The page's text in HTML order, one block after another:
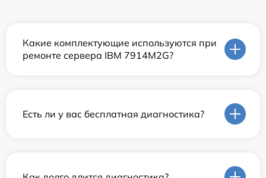
Какие комплектующие используются при
ремонте сервера IBM 7914M2G?
Есть ли у вас бесплатная диагностика?